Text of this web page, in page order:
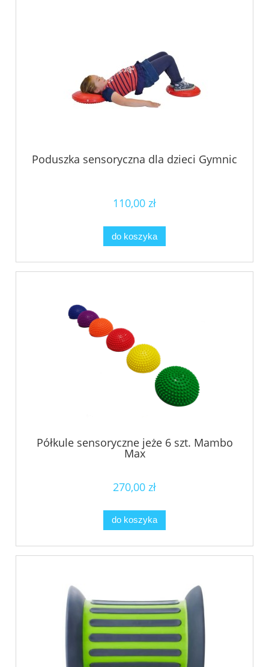
Poduszka sensoryczna dla dzieci Gymnic
110,00 zł
do koszyka
Półkule sensoryczne jeże 6 szt. Mambo
Max
270,00 zł
do koszyka